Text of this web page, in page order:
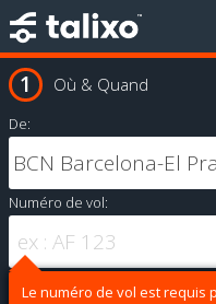
Où & Quand
De:
Numéro de vol:
Le numéro de vol est requis